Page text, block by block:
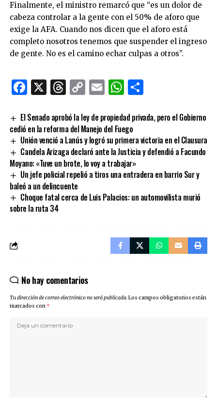
Finalmente, el ministro remarcó que “es un dolor de
cabeza controlar a la gente con el 50% de aforo que
exige la AFA. Cuando nos dicen que el aforo está
completo nosotros tenemos que suspender el ingreso
de gente. No es el camino echar culpas a otros”.
Facebook
X Threads
CopyEmailWhatsApp
El Senado aprobó la ley de propiedad privada, pero el Gobierno
cedió en la reforma del Manejo del Fuego
Unión venció a Lanús y logró su primera victoria en el Clausura
Candela Arizaga declaró ante la Justicia y defendió a Facundo
Moyano: «Tuve un brote, lo voy a trabajar»
Un jefe policial repelió a tiros una entradera en barrio Sur y
baleó a un delincuente
Choque fatal cerca de Luis Palacios: un automovilista murió
sobre la ruta 34
No hay comentarios
Tu dirección de correo electrónico no será publicada.Los campos obligatorios están
marcados con *